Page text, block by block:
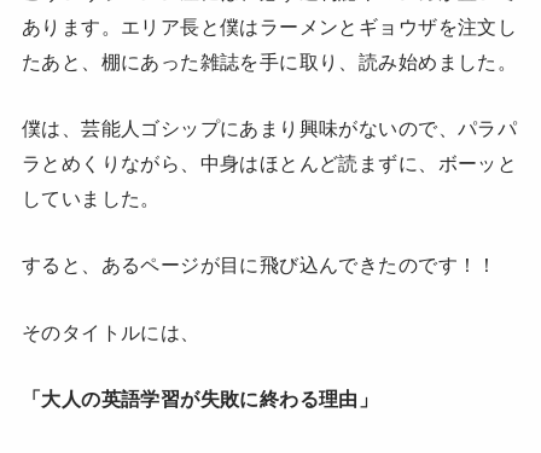
あります。エリア長と僕はラーメンとギョウザを注文し
たあと、棚にあった雑誌を手に取り、読み始めました。
僕は、芸能人ゴシップにあまり興味がないので、パラパ
ラとめくりながら、中身はほとんど読まずに、ボーッと
していました。
すると、あるページが目に飛び込んできたのです！！
そのタイトルには、
「大人の英語学習が失敗に終わる理由」